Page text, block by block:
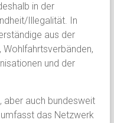
in der
Illegalität. In
aus der
Wohlfahrtsverbänden,
und der
aber auch bundesweit
das Netzwerk